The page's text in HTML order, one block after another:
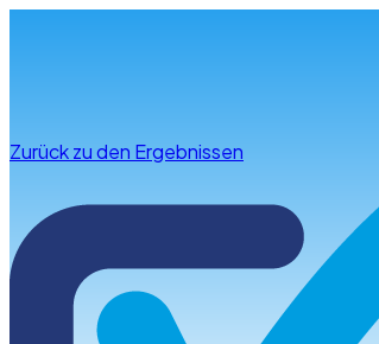
Zurück zu den Ergebnissen